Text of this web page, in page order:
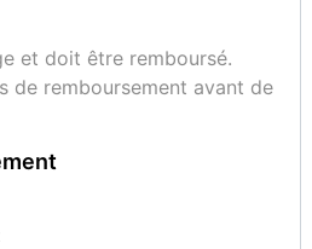
MOINS DE 6 MOIS
et doit être remboursé.
de remboursement avant de